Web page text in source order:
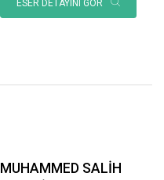
ESER DETAYINI GÖR
MUHAMMED SALİH